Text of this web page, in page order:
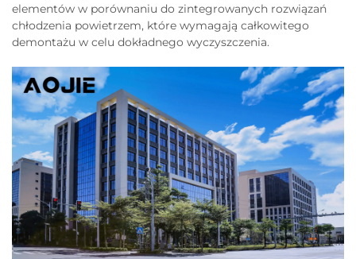
elementów w porównaniu do zintegrowanych rozwiązań
chłodzenia powietrzem, które wymagają całkowitego
demontażu w celu dokładnego wyczyszczenia.